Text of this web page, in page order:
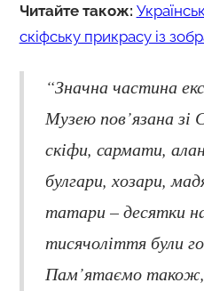
Читайте також:
скіфську прикрасу із
“Значна частина
Музею пов’язана зі
скіфи, сармати,
булгари, хозари,
татари – десятки
тисячоліття були
Пам’ятаємо також,